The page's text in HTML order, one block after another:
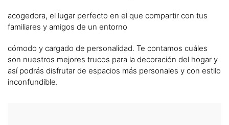
acogedora,‌ ‌el‌ ‌lugar‌ ‌perfecto‌ ‌en‌ ‌el‌ ‌que‌ ‌compartir‌ ‌con‌ ‌tus‌
‌familiares‌ ‌y‌ ‌amigos‌ ‌de‌ ‌un‌ ‌entorno‌ ‌
cómodo‌ ‌y‌ ‌cargado‌ ‌de‌ ‌personalidad.‌ ‌Te ‌contamos‌ cuáles
son ‌nuestros‌ ‌mejores‌ ‌trucos‌ para la decoración del hogar y
así podrás disfrutar de espacios más personales y con estilo
inconfundible.